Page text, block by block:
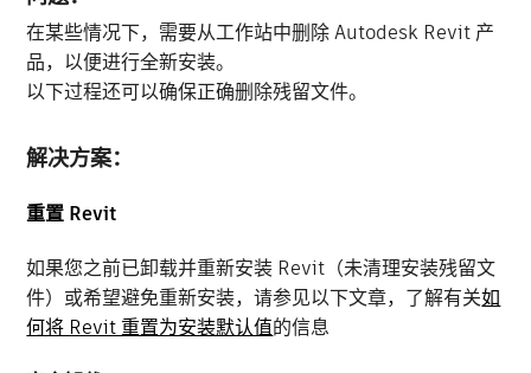
在某些情况下，需要从工作站中删除 Autodesk Revit 产
品，以便进行全新安装。
以下过程还可以确保正确删除残留文件。
解决方案：
重置 Revit
如果您之前已卸载并重新安装 Revit（未清理安装残留文
件）或希望避免重新安装，请参见以下文章，了解有关如
何将 Revit 重置为安装默认值的信息